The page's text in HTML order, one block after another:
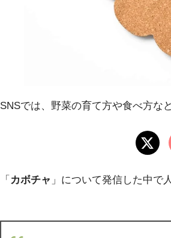
SNSでは、野菜の育て方や食べ方な
「 カボチャ 」について発信した中で